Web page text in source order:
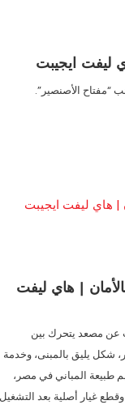
ليفت ايجيبت
الأصنصير”.
| هاي ليفت
عن مصعد يتحرك بين
يليق بالمبنى، وخدمة
طبيعة المباني في مصر،
غيار أصلية بعد